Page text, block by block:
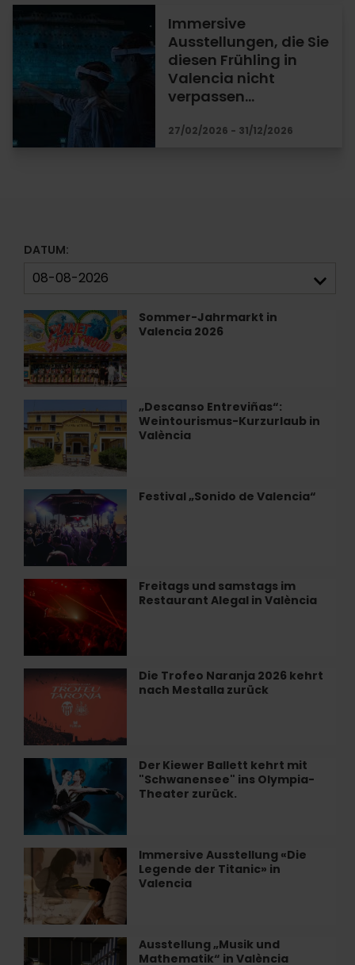
Immersive
Ausstellungen, die Sie
diesen Frühling in
Valencia nicht
verpassen…
27/02/2026 - 31/12/2026
DATUM:
Sommer-Jahrmarkt in
Valencia 2026
Sommer-
Jahrmarkt
in
Valencia
2026
„Descanso Entreviñas“:
Weintourismus-Kurzurlaub in
València
„Descanso
Entreviñas“:
Weintourismus-
Kurzurlaub
in
València
Festival „Sonido de Valencia“
Festival
„Sonido
de
Valencia“
Freitags und samstags im
Restaurant Alegal in València
Freitags
und
samstags
im
Restaurant
Alegal
València
Die Trofeo Naranja 2026 kehrt
nach Mestalla zurück
Die
Trofeo
Naranja
2026
kehrt
nach
Mestalla
zurück
Der Kiewer Ballett kehrt mit
"Schwanensee" ins Olympia-
Theater zurück.
Der Kiewer
Ballett
"Schwanensee"
ins
Olympia-
zurück.
Immersive Ausstellung «Die
Legende der Titanic» in
Valencia
Immersive
Ausstellung
«Die
Legende
der
Titanic»
in
Ausstellung „Musik und
Mathematik“ in València
Ausstellung